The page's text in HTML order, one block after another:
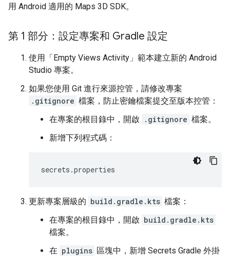
用 Android 適用的 Maps 3D SDK。
第 1 部分：設定專案和 Gradle 設定
使用「Empty Views Activity」 範本建立新的 Android
Studio 專案。
如果您使用 Git 進行來源控管，請修改專案
.gitignore 檔案，防止密鑰檔案提交至版本控管：
在專案的根目錄中，開啟 .gitignore 檔案。
新增下列程式碼：
更新專案層級的 build.gradle.kts 檔案：
在專案的根目錄中，開啟 build.gradle.kts
檔案。
在 plugins 區塊中，新增 Secrets Gradle 外掛